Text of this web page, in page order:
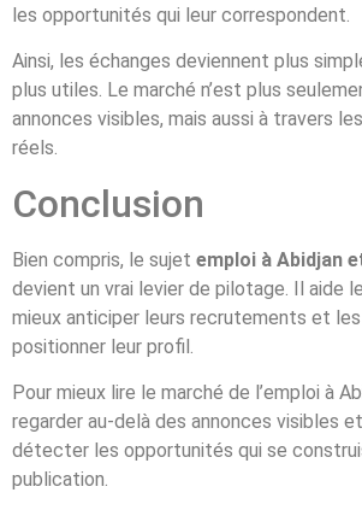
les opportunités qui leur correspondent.
Ainsi, les échanges deviennent plus
plus utiles. Le marché n’est plus
annonces visibles, mais aussi à travers
réels.
Conclusion
Bien compris, le sujet emploi à Abidjan
devient un vrai levier de pilotage. Il aide
mieux anticiper leurs recrutements et
positionner leur profil.
Pour mieux lire le marché de l’emploi à
regarder au-delà des annonces visibles
détecter les opportunités qui se
publication.